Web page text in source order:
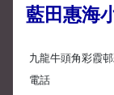
藍田惠海
九龍牛頭角彩霞
電話